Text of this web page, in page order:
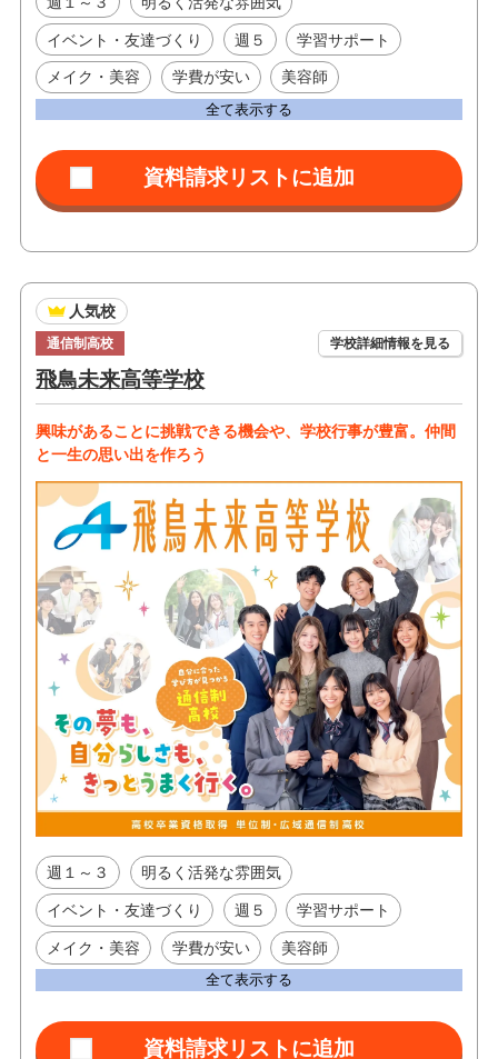
イベント・友達づくり 週５ 学習サポート
メイク・美容 学費が安い 美容師
全て表示する
人気校
通信制高校 学校詳細情報を見る
飛鳥未来高等学校
興味があることに挑戦できる機会や、学校行事が豊富。仲間
と一生の思い出を作ろう
週１～３ 明るく活発な雰囲気
イベント・友達づくり 週５ 学習サポート
メイク・美容 学費が安い 美容師
全て表示する